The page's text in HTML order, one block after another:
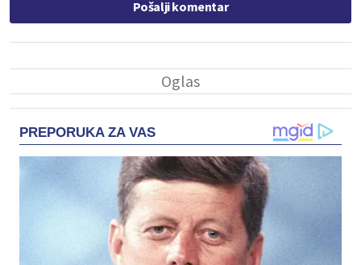
Pošalji komentar
PREPORUKA ZA VAS